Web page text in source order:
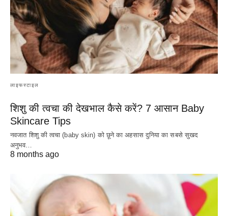
लाइफस्टाइल
शिशु की त्वचा की देखभाल कैसे करें? 7 आसान Baby
Skincare Tips
नवजात शिशु की त्वचा (baby skin) को छूने का अहसास दुनिया का सबसे सुखद
अनुभव…
8 months ago